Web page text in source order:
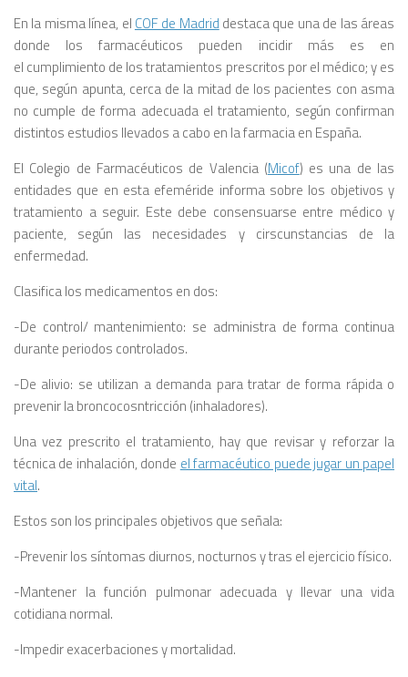
En la misma línea, el COF de Madrid destaca que una de las áreas
donde los farmacéuticos pueden incidir más es en
el cumplimiento de los tratamientos prescritos por el médico; y es
que, según apunta, cerca de la mitad de los pacientes con asma
no cumple de forma adecuada el tratamiento, según confirman
distintos estudios llevados a cabo en la farmacia en España.
El Colegio de Farmacéuticos de Valencia (Micof) es una de las
entidades que en esta efeméride informa sobre los objetivos y
tratamiento a seguir. Este debe consensuarse entre médico y
paciente, según las necesidades y cirscunstancias de la
enfermedad.
Clasifica los medicamentos en dos:
-De control/ mantenimiento: se administra de forma continua
durante periodos controlados.
-De alivio: se utilizan a demanda para tratar de forma rápida o
prevenir la broncocosntricción (inhaladores).
Una vez prescrito el tratamiento, hay que revisar y reforzar la
técnica de inhalación, donde el farmacéutico puede jugar un papel
vital.
Estos son los principales objetivos que señala:
-Prevenir los síntomas diurnos, nocturnos y tras el ejercicio físico.
-Mantener la función pulmonar adecuada y llevar una vida
cotidiana normal.
-Impedir exacerbaciones y mortalidad.